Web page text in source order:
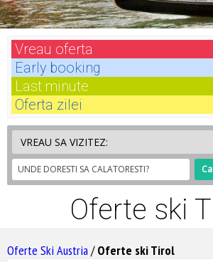
Vreau oferta
Early booking
Last minute
Oferta zilei
Oferte ski
Oferte Ski Austria/Oferte ski Tirol